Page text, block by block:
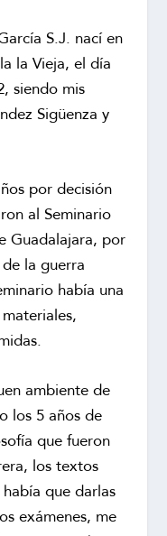
S.J. nací en
la Vieja, el día
siendo mis
Sigüenza y
por decisión
al Seminario
Guadalajara, por
la guerra
había una
ambiente de
los 5 años de
que fueron
los textos
que darlas
exámenes, me